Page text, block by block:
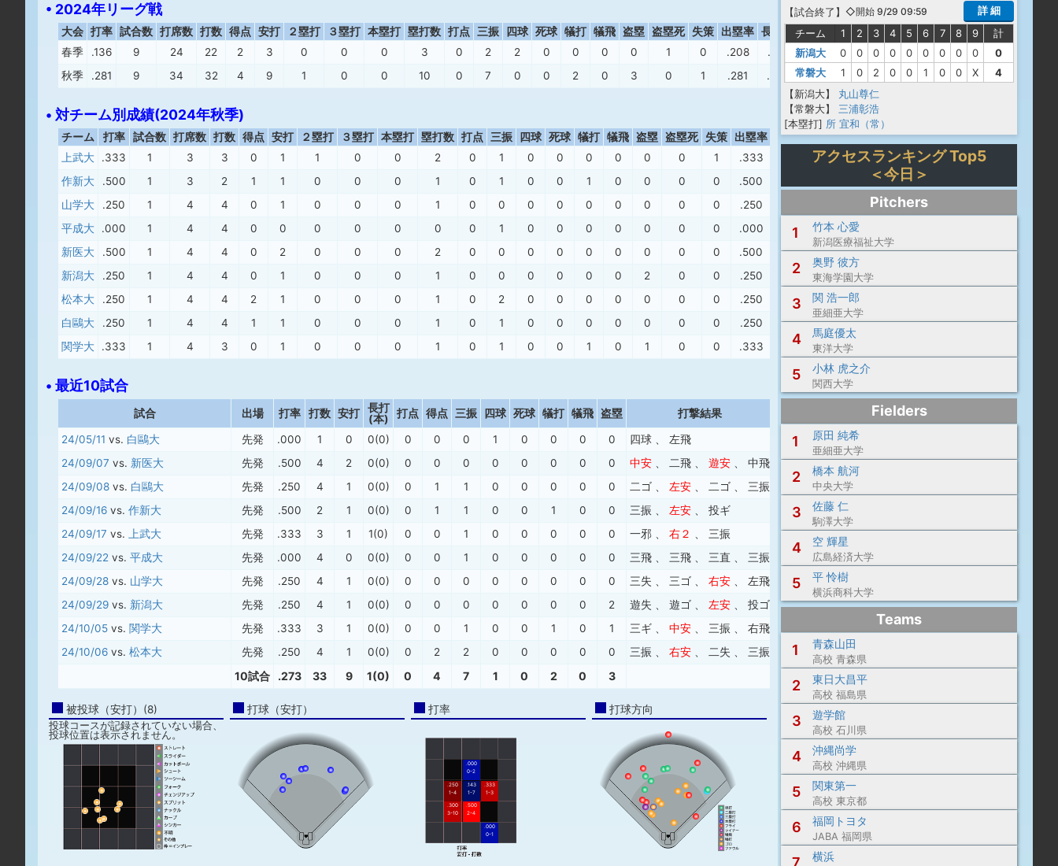
• 2024年リーグ戦
大会 打率 試合数 打席数 打数 得点 安打 ２塁打 ３塁打 本塁打 塁打数 打点 三振 四球 死球 犠打 犠飛 盗塁 盗塁死 失策 出塁率 長打率
OPS
春季
.136 9 24 22 2 3 0 0 0 3 0 2 2 0 0 0 0 1 0 .208 .136
.344
秋季
.281 9 34 32 4 9 1 0 0 10 0 7 0 0 2 0 3 0 1 .281 .313 .594
• 対チーム別成績(2024年秋季)
チーム 打率 試合数 打席数 打数 得点 安打 ２塁打 ３塁打 本塁打 塁打数 打点 三振 四球 死球 犠打 犠飛 盗塁 盗塁死 失策 出塁率 長打率
OPS
上武大
.333 1 3 3 0 1 1 0 0 2 0 1 0 0 0 0 0 0 1 .333
1.000
作新大
.500 1 3 2 1 1 0 0 0 1 0 1 0 0 1 0 0 0 0 .500
山学大
.250 1 4 4 0 1 0 0 0 1 0 0 0 0 0 0 0 0 0 .250
平成大
.000 1 4 4 0 0 0 0 0 0 0 1 0 0 0 0 0 0 0 .000 .000
.000
新医大
.500 1 4 4 0 2 0 0 0 2 0 0 0 0 0 0 0 0 0 .500 .500
1.000
新潟大
.250 1 4 4 0 1 0 0 0 1 0 0 0 0 0 0 2 0 0 .250 .250
.500
松本大
.250 1 4 4 2 1 0 0 0 1 0 2 0 0 0 0 0 0 0 .250 .250
.500
白鷗大
.250 1 4 4 1 1 0 0 0 1 0 1 0 0 0 0 0 0 0 .250 .250
.500
関学大
.333 1 4 3 0 1 0 0 0 1 0 1 0 0 1 0 1 0 0 .333 .333 .666
• 最近10試合
試合 出場 打率 打数 安打
長打
(本)
打点 得点 三振 四球 死球 犠打 犠飛 盗塁 打撃結果
24/05/11 vs. 白鷗大 先発 .000 1 0 0(0) 0 0 0 1 0 0 0 0 四球
左飛
24/09/07 vs. 新医大 先発 .500 4 2 0(0) 0 0 0 0 0 0 0 0 中安 二飛 遊安
中飛
24/09/08 vs. 白鷗大 先発 .250 4 1 0(0) 0 1 1 0 0 0 0 0 二ゴ 左安 二ゴ
三振
24/09/16 vs. 作新大 先発 .500 2 1 0(0) 0 1 1 0 0 1 0 0 三振 左安
投ギ
24/09/17 vs. 上武大 先発 .333 3 1 1(0) 0 0 1 0 0 0 0 0 一邪 右２
三振
24/09/22 vs. 平成大 先発 .000 4 0 0(0) 0 0 1 0 0 0 0 0 三飛 三飛 三直
三振
24/09/28 vs. 山学大 先発 .250 4 1 0(0) 0 0 0 0 0 0 0 0 三失 三ゴ 右安
左飛
24/09/29 vs. 新潟大 先発 .250 4 1 0(0) 0 0 0 0 0 0 0 2 遊失 遊ゴ 左安
投ゴ
24/10/05 vs. 関学大 先発 .333 3 1 0(0) 0 0 1 0 0 1 0 1 三ギ 中安 三振
右飛
24/10/06 vs. 松本大 先発 .250 4 1 0(0) 0 2 2 0 0 0 0 0 三振 右安 二失 三振
10試合 .273 33 9 1(0) 0 4 7 1 0 2 0 3
被投球（安打）(8)
投球コースが記録されていない場合、
投球位置は表示されません。
打球（安打） 打率
.000
0-2
.250
1-4
.143
1-7
.333
1-3
.300
3-10
.500
2-4
.000
0-1
打球方向
【試合終了 】 ◇開始 9/29 09:59
詳 細
チーム
1 2 3 4 5 6 7 8 9
計
新潟大
0 0 0 0 0 0 0 0 0
0
常磐大
1 0 2 0 0 1 0 0 X
4
【新潟大】
丸山尊仁
【常磐大】
三浦彰浩
[本塁打] 所 宜和（常）
アクセスランキング Top5
＜今日＞
Pitchers
1
竹本 心愛
新潟医療福祉大学
2 奥野 彼方
東海学園大学
3 関 浩一郎
亜細亜大学
4 馬庭優太
東洋大学
5 小林 虎之介
関西大学
Fielders
1
原田 純希
亜細亜大学
2 橋本 航河
中央大学
3 佐藤 仁
駒澤大学
4 空 輝星
広島経済大学
5 平 怜樹
横浜商科大学
Teams
1
青森山田
高校 青森県
2 東日大昌平
高校 福島県
3 遊学館
高校 石川県
4 沖縄尚学
高校 沖縄県
5 関東第一
高校 東京都
6 福岡トヨタ
JABA 福岡県
7 横浜